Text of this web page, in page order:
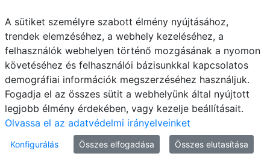
Médiaközpont
Informatikai Igazgatóság
Adatvédelem
© MATE 2021
A sütiket személyre szabott élmény nyújtásához,
trendek elemzéséhez, a webhely kezeléséhez, a
felhasználók webhelyen történő mozgásának a nyomon
követéséhez és felhasználói bázisunkkal kapcsolatos
demográfiai információk megszerzéséhez használjuk.
Fogadja el az összes sütit a webhelyünk által nyújtott
legjobb élmény érdekében, vagy kezelje beállításait.
Olvassa el az adatvédelmi irányelveinket
Konfigurálás Összes elfogadása Összes elutasítása